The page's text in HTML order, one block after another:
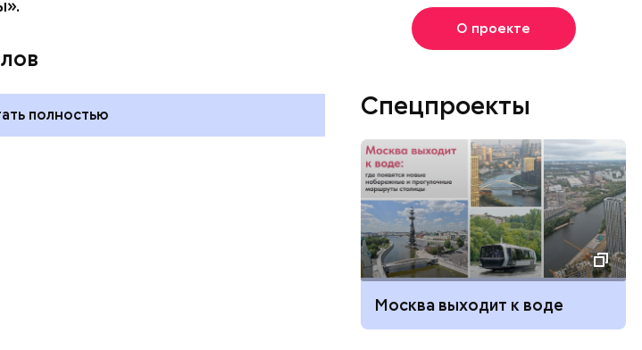
курсанта: какие праздники
отмечают в России и мире 5
августа
День книголюбов и День
воздушных поцелуев: какие
и мире 9 августа
полностью
О проекте
Спецпроекты
Москва выходит к воде